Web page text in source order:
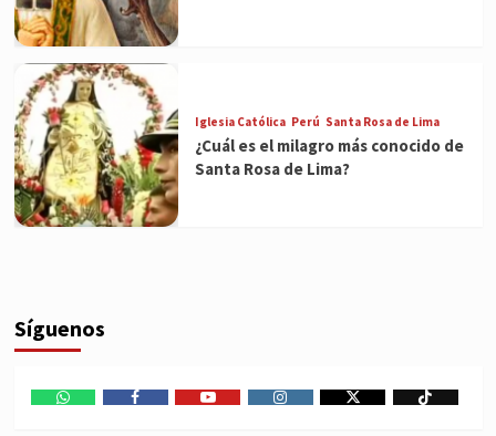
Iglesia Católica Perú Santa Rosa de Lima
¿Cuál es el milagro más conocido de
Santa Rosa de Lima?
Síguenos